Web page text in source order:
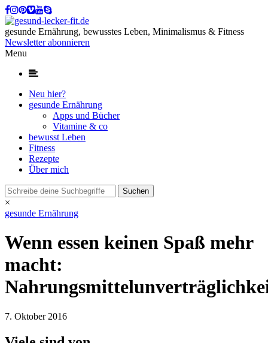
gesunde Ernährung, bewusstes Leben, Minimalismus & Fitness
Newsletter abonnieren
Menu
Neu hier?
gesunde Ernährung
Apps und Bücher
Vitamine & co
bewusst Leben
Fitness
Rezepte
Über mich
×
gesunde Ernährung
Wenn essen keinen Spaß mehr
macht:
7. Oktober 2016